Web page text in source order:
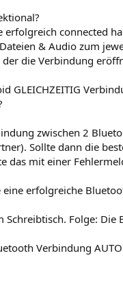
connected
& Audio zum
die Verbindung
GLEICHZEITIG
zwischen 2
Sollte dann die
das mit einer
erfolgreiche
Folge:
Verbindung